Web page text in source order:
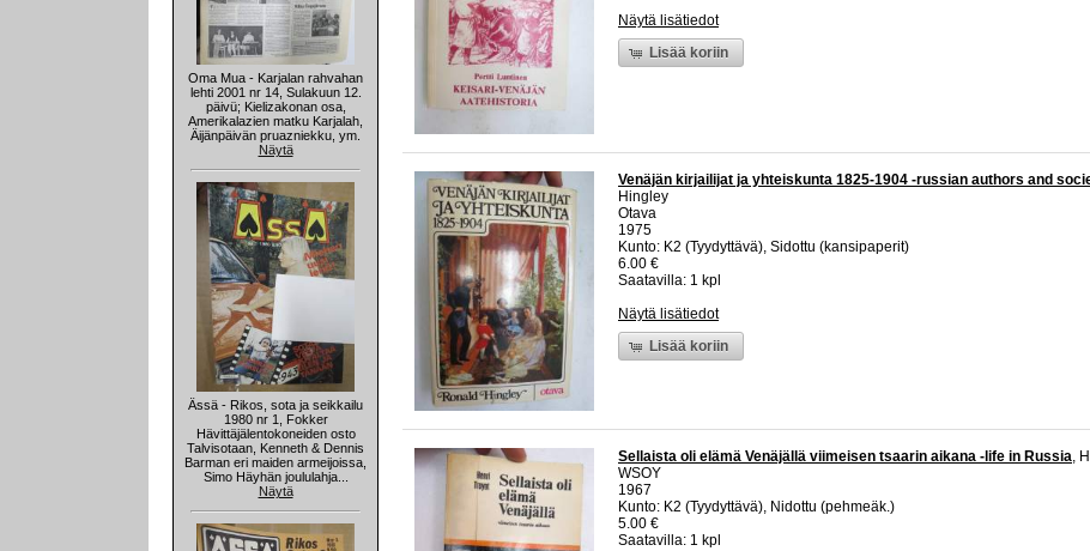
Oma Mua - Karjalan rahvahan
lehti 2001 nr 14, Sulakuun 12.
päivü; Kielizakonan osa,
Amerikalazien matku Karjalah,
Äijänpäivän pruazniekku, ym.
Näytä
Ässä - Rikos, sota ja seikkailu
1980 nr 1, Fokker
Hävittäjälentokoneiden osto
Talvisotaan, Kenneth & Dennis
Barman eri maiden armeijoissa,
Simo Häyhän joululahja...
Näytä
Näytä lisätiedot
Lisää koriin
Venäjän kirjailijat ja yhteiskunta 1825-1904 -russian authors and
Hingley
Otava
1975
Kunto: K2 (Tyydyttävä), Sidottu (kansipaperit)
6.00 €
Saatavilla: 1 kpl
Näytä lisätiedot
Lisää koriin
Sellaista oli elämä Venäjällä viimeisen tsaarin aikana -life in Russia,
WSOY
1967
Kunto: K2 (Tyydyttävä), Nidottu (pehmeäk.)
5.00 €
Saatavilla: 1 kpl